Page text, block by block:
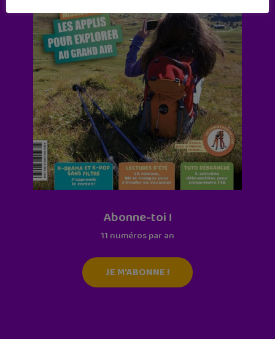
Abonne-toi !
11 numéros par an
JE M'ABONNE !